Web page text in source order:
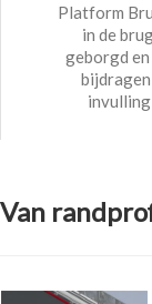
Platform
in de
geborgd
Van